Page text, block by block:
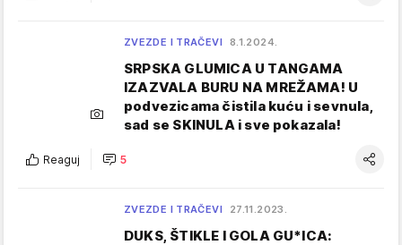
ZVEZDE I TRAČEVI 8.1.2024.
SRPSKA GLUMICA U TANGAMA
IZAZVALA BURU NA MREŽAMA! U
podvezicama čistila kuću i sevnula,
sad se SKINULA i sve pokazala!
Reaguj 5
ZVEZDE I TRAČEVI 27.11.2023.
DUKS, ŠTIKLE I GOLA GU*ICA: